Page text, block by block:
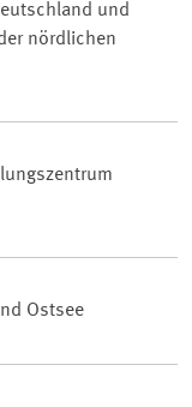
und
nördlichen
Ostsee